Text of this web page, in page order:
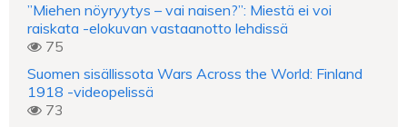
”Miehen nöyryytys – vai naisen?”: Miestä ei voi
raiskata -elokuvan vastaanotto lehdissä
75
Suomen sisällissota Wars Across the World: Finland
1918 -videopelissä
73